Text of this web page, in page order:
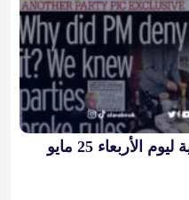
أبرز عناوين الصحف البريطانية ليوم الأربعاء 25 مايو